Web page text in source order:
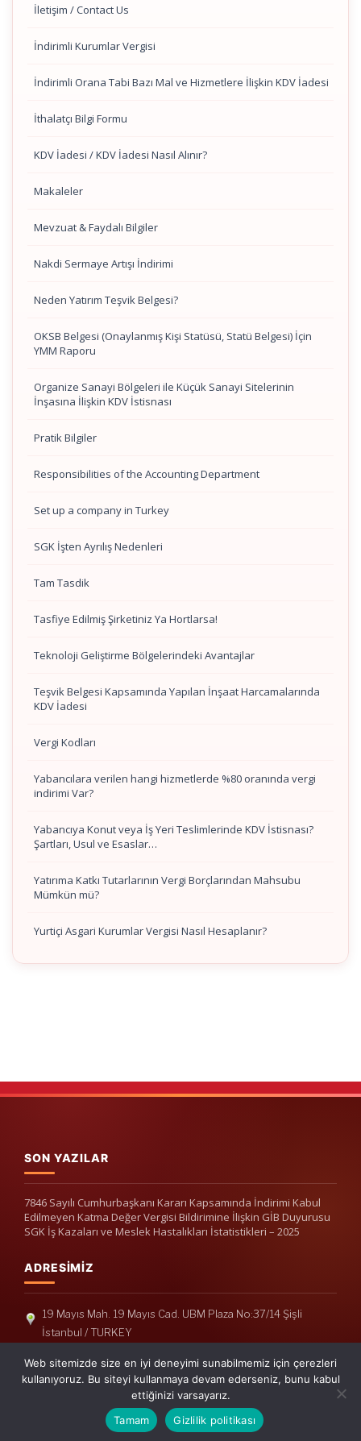
İletişim / Contact Us
İndirimli Kurumlar Vergisi
İndirimli Orana Tabi Bazı Mal ve Hizmetlere İlişkin KDV İadesi
İthalatçı Bilgi Formu
KDV İadesi / KDV İadesi Nasıl Alınır?
Makaleler
Mevzuat & Faydalı Bilgiler
Nakdi Sermaye Artışı İndirimi
Neden Yatırım Teşvik Belgesi?
OKSB Belgesi (Onaylanmış Kişi Statüsü, Statü Belgesi) İçin
YMM Raporu
Organize Sanayi Bölgeleri ile Küçük Sanayi Sitelerinin
İnşasına İlişkin KDV İstisnası
Pratik Bilgiler
Responsibilities of the Accounting Department
Set up a company in Turkey
SGK İşten Ayrılış Nedenleri
Tam Tasdik
Tasfiye Edilmiş Şirketiniz Ya Hortlarsa!
Teknoloji Geliştirme Bölgelerindeki Avantajlar
Teşvik Belgesi Kapsamında Yapılan İnşaat Harcamalarında
KDV İadesi
Vergi Kodları
Yabancılara verilen hangi hizmetlerde %80 oranında vergi
indirimi Var?
Yabancıya Konut veya İş Yeri Teslimlerinde KDV İstisnası?
Şartları, Usul ve Esaslar…
Yatırıma Katkı Tutarlarının Vergi Borçlarından Mahsubu
Mümkün mü?
Yurtiçi Asgari Kurumlar Vergisi Nasıl Hesaplanır?
SON YAZILAR
7846 Sayılı Cumhurbaşkanı Kararı Kapsamında İndirimi Kabul
Edilmeyen Katma Değer Vergisi Bildirimine İlişkin GİB Duyurusu
SGK İş Kazaları ve Meslek Hastalıkları İstatistikleri – 2025
ADRESIMIZ
19 Mayıs Mah. 19 Mayıs Cad. UBM Plaza No:37/14 Şişli
İstanbul / TURKEY
Telefon: +90(212) 240 33 39
Telefon: +90(212) 248 19 36
info@erisymm.com
Web sitemizde size en iyi deneyimi sunabilmemiz için çerezleri
kullanıyoruz. Bu siteyi kullanmaya devam ederseniz, bunu kabul
ettiğinizi varsayarız.
Tamam
Gizlilik politikası